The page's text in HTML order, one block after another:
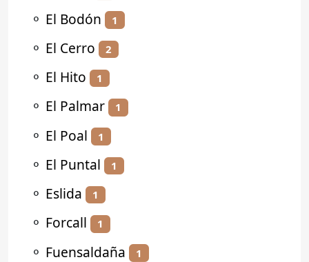
⚬ El Bodón 1
⚬ El Cerro 2
⚬ El Hito 1
⚬ El Palmar 1
⚬ El Poal 1
⚬ El Puntal 1
⚬ Eslida 1
⚬ Forcall 1
⚬ Fuensaldaña 1